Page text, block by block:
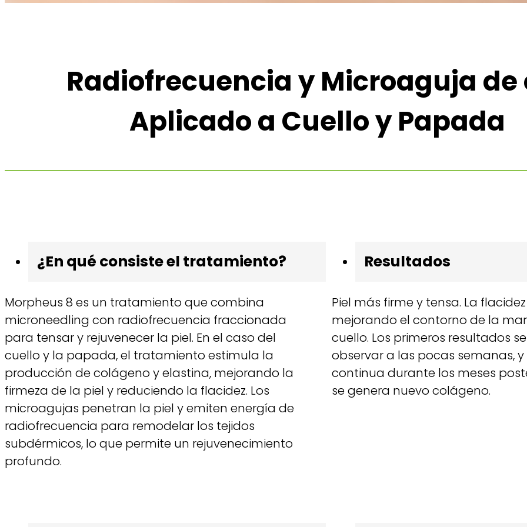
Radiofrecuencia y Microaguja de
Aplicado a Cuello y Papada
¿En qué consiste el tratamiento?
Morpheus 8 es un tratamiento que combina
microneedling con radiofrecuencia fraccionada
para tensar y rejuvenecer la piel. En el caso del
cuello y la papada, el tratamiento estimula la
producción de colágeno y elastina, mejorando la
firmeza de la piel y reduciendo la flacidez. Los
microagujas penetran la piel y emiten energía de
radiofrecuencia para remodelar los tejidos
subdérmicos, lo que permite un rejuvenecimiento
profundo.
Resultados
Piel más firme y tensa. La
mejorando el contorno de la
cuello. Los primeros resultados
observar a las pocas semanas,
continua durante los meses
se genera nuevo colágeno.